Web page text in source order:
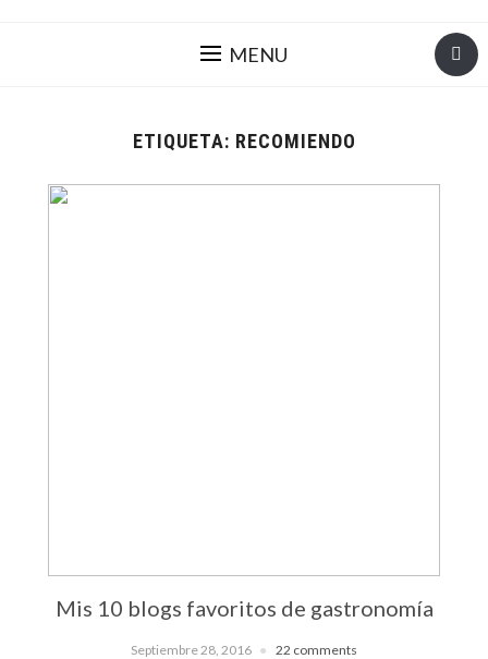
MENU
ETIQUETA: RECOMIENDO
Mis 10 blogs favoritos de gastronomía
Septiembre 28, 2016 22 comments